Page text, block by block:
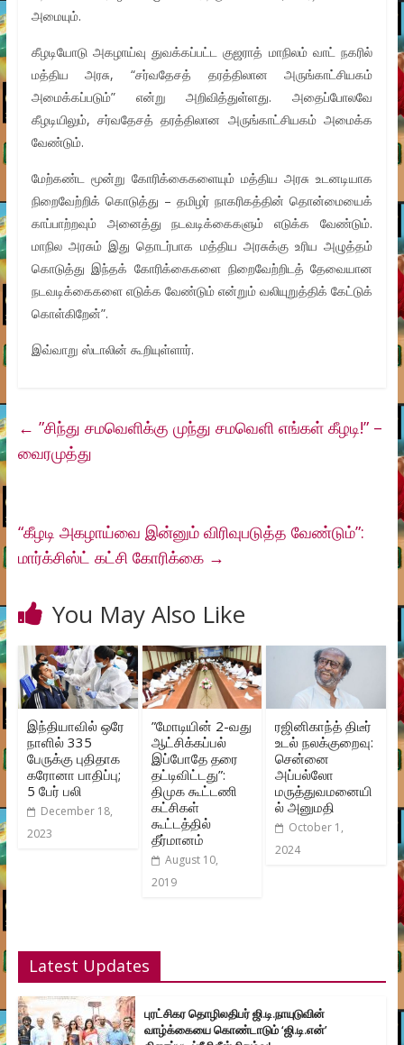
அமையும்.
கீழடியோடு அகழாய்வு துவக்கப்பட்ட குஜராத் மாநிலம் வாட் நகரில்
மத்திய அரசு, “சர்வதேசத் தரத்திலான அருங்காட்சியகம்
அமைக்கப்படும்” என்று அறிவித்துள்ளது. அதைப்போலவே
கீழடியிலும், சர்வதேசத் தரத்திலான அருங்காட்சியகம் அமைக்க
வேண்டும்.
மேற்கண்ட மூன்று கோரிக்கைகளையும் மத்திய அரசு உடனடியாக
நிறைவேற்றிக் கொடுத்து – தமிழர் நாகரிகத்தின் தொன்மையைக்
காப்பாற்றவும் அனைத்து நடவடிக்கைகளும் எடுக்க வேண்டும்.
மாநில அரசும் இது தொடர்பாக மத்திய அரசுக்கு உரிய அழுத்தம்
கொடுத்து இந்தக் கோரிக்கைகளை நிறைவேற்றிடத் தேவையான
நடவடிக்கைகளை எடுக்க வேண்டும் என்றும் வலியுறுத்திக் கேட்டுக்
கொள்கிறேன்”.
இவ்வாறு ஸ்டாலின் கூறியுள்ளார்.
← ”சிந்து சமவெளிக்கு முந்து சமவெளி எங்கள் கீழடி!” –
வைரமுத்து
“கீழடி அகழாய்வை இன்னும் விரிவுபடுத்த வேண்டும்”:
மார்க்சிஸ்ட் கட்சி கோரிக்கை →
You May Also Like
இந்தியாவில் ஒரே
நாளில் 335
பேருக்கு புதிதாக
கரோனா பாதிப்பு;
5 பேர் பலி
December 18,
2023
”மோடியின் 2-வது
ஆட்சிக்கப்பல்
இப்போதே தரை
தட்டிவிட்டது”:
திமுக கூட்டணி
கட்சிகள்
கூட்டத்தில்
தீர்மானம்
August 10,
2019
ரஜினிகாந்த் திடீர்
உடல் நலக்குறைவு:
சென்னை
அப்பல்லோ
மருத்துவமனையி
ல் அனுமதி
October 1,
2024
Latest Updates
புரட்சிகர தொழிலதிபர் ஜி.டி.நாயுடுவின்
வாழ்க்கையை கொண்டாடும் ‘ஜி.டி.என்’